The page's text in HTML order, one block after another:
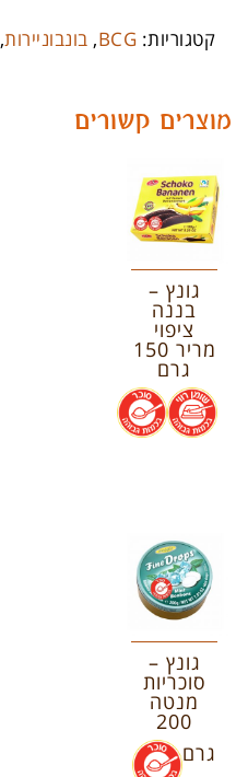
קטגוריות: BCG
, בונבוניירות,
מוצרים קשורים
גונץ –
בננה
ציפוי
מריר 150
גרם
.
.
גונץ –
סוכריות
מנטה
200
גרם
.